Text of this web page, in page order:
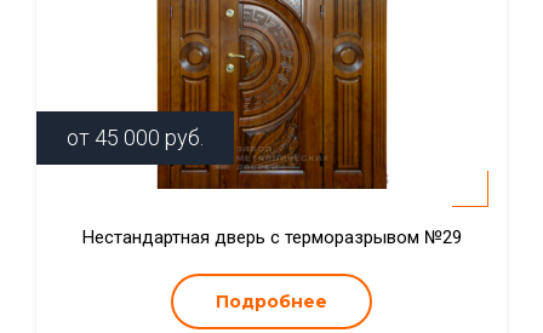
от 45 000 руб.
Нестандартная дверь с терморазрывом №29
Подробнее